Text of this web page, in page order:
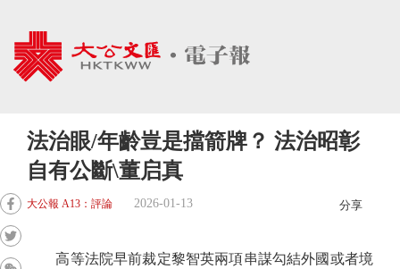
法治眼/年齡豈是擋箭牌？ 法治昭彰
自有公斷\董启真
大公報 A13：評論 2026-01-13 分享
高等法院早前裁定黎智英兩項串謀勾結外國或者境